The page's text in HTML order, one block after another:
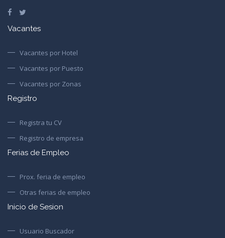
Vacantes
Vacantes por Hotel
Vacantes por Puesto
Vacantes por Zonas
Registro
Registra tu CV
Registro de empresa
Ferias de Empleo
Prox. feria de empleo
Otras ferias de empleo
Inicio de Sesion
Usuario Buscador